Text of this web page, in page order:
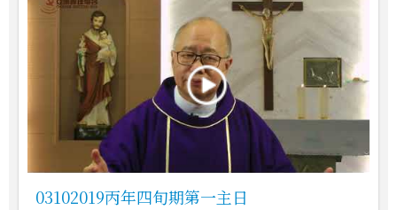
03102019丙年四旬期第一主日